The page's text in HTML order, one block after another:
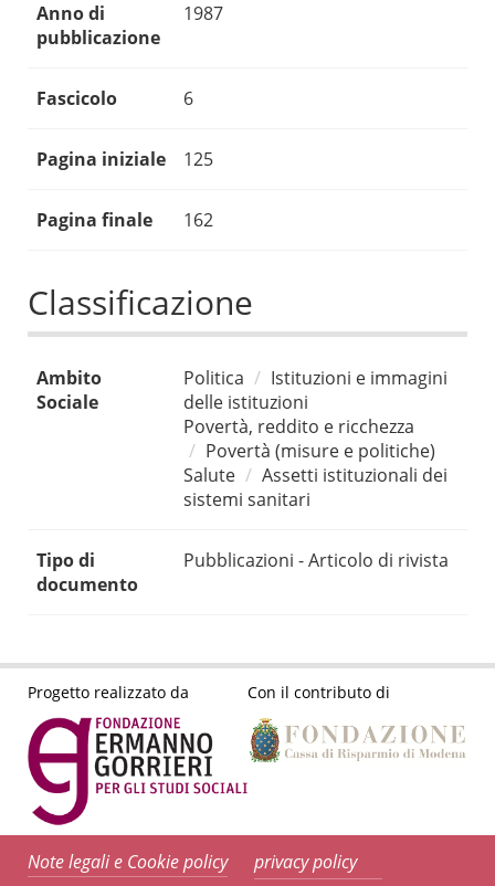
Anno di
pubblicazione
1987
Fascicolo 6
Pagina iniziale 125
Pagina finale 162
Classificazione
Ambito
Sociale
Politica
Istituzioni e immagini
delle istituzioni
Povertà, reddito e ricchezza
Povertà (misure e politiche)
Salute
Assetti istituzionali dei
sistemi sanitari
Tipo di
documento
Pubblicazioni - Articolo di rivista
Progetto realizzato da Con il contributo di
Note legali e Cookie policy privacy policy